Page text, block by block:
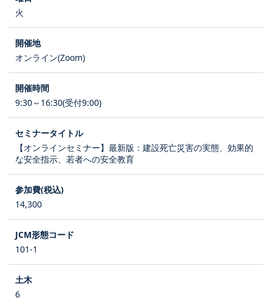
火
オンライン(Zoom)
9:30～16:30(受付9:00)
【オンラインセミナー】最新版：建設死亡災害の実態、効果的
な安全指示、若者への安全教育
14,300
101-1
6